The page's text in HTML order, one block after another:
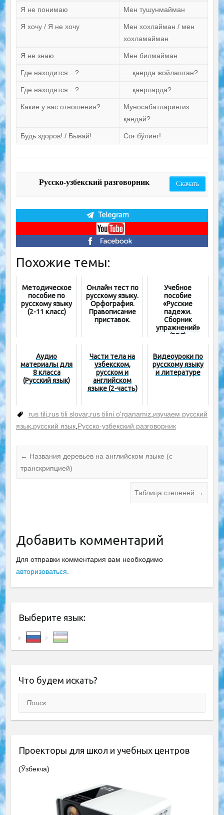
Я не понимаю Мен тушунмайман
Я хочу / Я не хочу
Мен хохлайман / мен
хохламайман
Я не знаю Мен билмайман
Где находится…? … қаерда жойлашган?
Где находятся…? … қаерларда?
Какие у вас отношения?
Муносабатларингиз
қандай?
Будь здоров! / Бывай! Соғ бўлинг!
Русско-узбекский разговорник Скачать
Похожие темы:
Методическое
пособие по
русскому языку
(2-11 класс)
Онлайн тест по
русскому языку.
Орфография.
Правописание
приставок.
Учебное
пособие
«Русские
падежи.
Сборник
упражнений»
(PDF)
Аудио
материалы для
8 класса
(Русский язык)
Части тела на
узбекском,
русском и
английском
языке (2-часть)
Видеоуроки по
русскому языку
и литературе
rus tili rus tili slovar, rus tilini o'rganamiz изучаем русский
язык, русский язык, Русско-узбекский разговорник
← Названия деревьев на английском языке (с
транскрипцией)
Таблица степеней →
Добавить комментарий
Для отправки комментария вам необходимо
авторизоваться
Выберите язык:
Что будем искать?
Поиск
Проекторы для школ и учебных центров
(Ўзбекча)